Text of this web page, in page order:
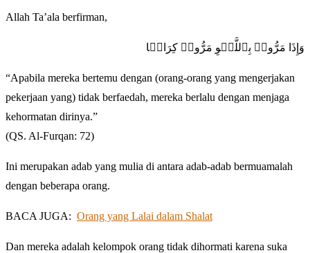
Allah Ta’ala berfirman,
وَإِذَا مَرُّوا۟ بِٱللَّغۡوِ مَرُّوا۟ كِرَامࣰا
“Apabila mereka bertemu dengan (orang-orang yang mengerjakan
pekerjaan yang) tidak berfaedah, mereka berlalu dengan menjaga
kehormatan dirinya.”
(QS. Al-Furqan: 72)
Ini merupakan adab yang mulia di antara adab-adab bermuamalah
dengan beberapa orang.
BACA JUGA: Orang yang Lalai dalam Shalat
Dan mereka adalah kelompok orang tidak dihormati karena suka